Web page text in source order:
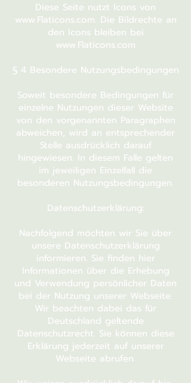
Diese Seite nutzt Icons von
www.Flaticons.com. Die Bildrechte an
den Icons bleiben bei
www.Flaticons.com
§ 4 Besondere Nutzungsbedingungen
Soweit besondere Bedingungen für
einzelne Nutzungen dieser Website
von den vorgenannten Paragraphen
abweichen, wird an entsprechender
Stelle ausdrücklich darauf
hingewiesen. In diesem Falle gelten
im jeweiligen Einzelfall die
besonderen Nutzungsbedingungen.
Datenschutzerklärung:
Nachfolgend möchten wir Sie über
unsere Datenschutzerklärung
informieren. Sie finden hier
Informationen über die Erhebung
und Verwendung persönlicher Daten
bei der Nutzung unserer Webseite.
Wir beachten dabei das für
Deutschland geltende
Datenschutzrecht. Sie können diese
Erklärung jederzeit auf unserer
Webseite abrufen.